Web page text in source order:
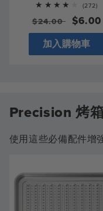
(272)
一
般
$24.00 售
價
$6.00
加入購物車
Precision 烤
使用這些必備配件增